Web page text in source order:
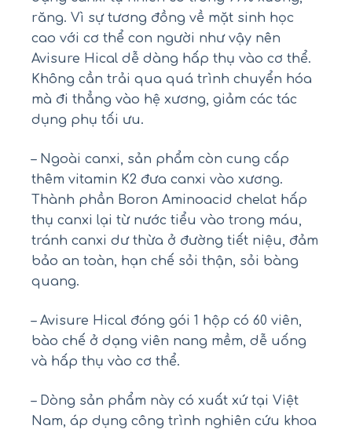
răng. Vì sự tương đồng về mặt sinh học
cao với cơ thể con người như vậy nên
Avisure Hical dễ dàng hấp thụ vào cơ thể.
Không cần trải qua quá trình chuyển hóa
mà đi thẳng vào hệ xương, giảm các tác
dụng phụ tối ưu.
– Ngoài canxi, sản phẩm còn cung cấp
thêm vitamin K2 đưa canxi vào xương.
Thành phần Boron Aminoacid chelat hấp
thụ canxi lại từ nước tiểu vào trong máu,
tránh canxi dư thừa ở đường tiết niệu, đảm
bảo an toàn, hạn chế sỏi thận, sỏi bàng
quang.
– Avisure Hical đóng gói 1 hộp có 60 viên,
bào chế ở dạng viên nang mềm, dễ uống
và hấp thụ vào cơ thể.
– Dòng sản phẩm này có xuất xứ tại Việt
Nam, áp dụng công trình nghiên cứu khoa